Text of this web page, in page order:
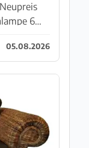
6
05.08.2026